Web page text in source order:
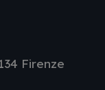
Firenze